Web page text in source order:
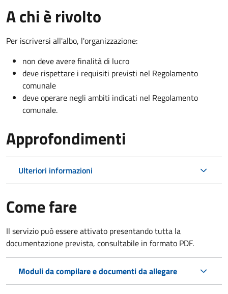
A chi è rivolto
Per iscriversi all'albo, l'organizzazione:
non deve avere finalità di lucro
deve rispettare i requisiti previsti nel Regolamento
comunale
deve operare negli ambiti indicati nel Regolamento
comunale.
Approfondimenti
Ulteriori informazioni
Come fare
Il servizio può essere attivato presentando tutta la
documentazione prevista, consultabile in formato PDF.
Moduli da compilare e documenti da allegare